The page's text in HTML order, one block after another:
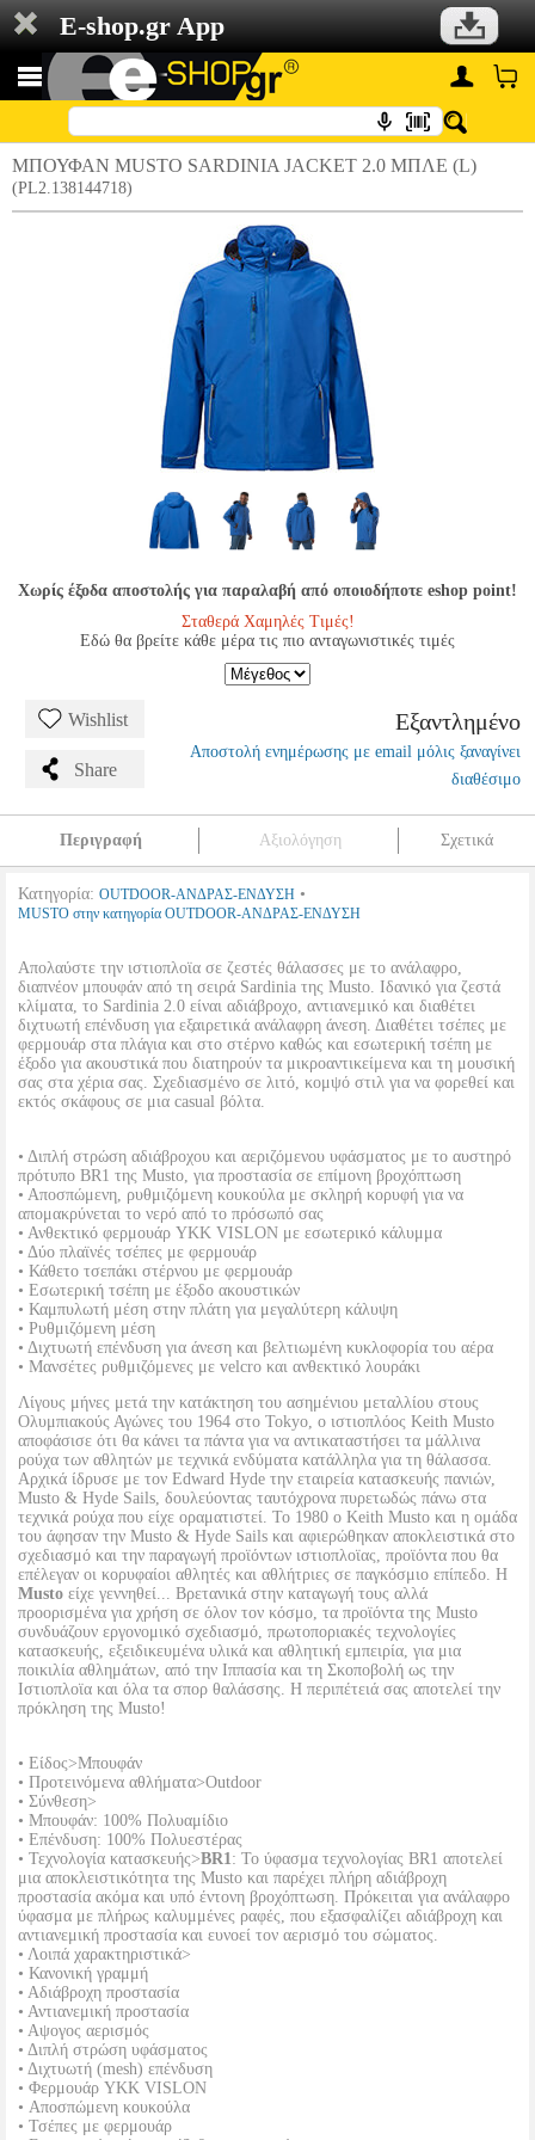
E-shop.gr App
ΜΠΟΥΦΑΝ MUSTO SARDINIA JACKET 2.0 ΜΠΛΕ (L)
(PL2.138144718)
Χωρίς έξοδα αποστολής για παραλαβή από οποιοδήποτε eshop point!
Σταθερά Χαμηλές Τιμές!
Εδώ θα βρείτε κάθε μέρα τις πιο ανταγωνιστικές τιμές
Wishlist
Share
Εξαντλημένο
Αποστολή ενημέρωσης με email μόλις ξαναγίνει
διαθέσιμο
Περιγραφή Αξιολόγηση Σχετικά
Κατηγορία: OUTDOOR-ΑΝΔΡΑΣ-ΕΝΔΥΣΗ •
MUSTO στην κατηγορία OUTDOOR-ΑΝΔΡΑΣ-ΕΝΔΥΣΗ
Απολαύστε την ιστιοπλοϊα σε ζεστές θάλασσες με το ανάλαφρο,
διαπνέον μπουφάν από τη σειρά Sardinia της Musto. Ιδανικό για ζεστά
κλίματα, το Sardinia 2.0 είναι αδιάβροχο, αντιανεμικό και διαθέτει
διχτυωτή επένδυση για εξαιρετικά ανάλαφρη άνεση. Διαθέτει τσέπες με
φερμουάρ στα πλάγια και στο στέρνο καθώς και εσωτερική τσέπη με
έξοδο για ακουστικά που διατηρούν τα μικροαντικείμενα και τη μουσική
σας στα χέρια σας. Σχεδιασμένο σε λιτό, κομψό στιλ για να φορεθεί και
εκτός σκάφους σε μια casual βόλτα.
• Διπλή στρώση αδιάβροχου και αεριζόμενου υφάσματος με το αυστηρό
πρότυπο BR1 της Musto, για προστασία σε επίμονη βροχόπτωση
• Αποσπώμενη, ρυθμιζόμενη κουκούλα με σκληρή κορυφή για να
απομακρύνεται το νερό από το πρόσωπό σας
• Ανθεκτικό φερμουάρ YKK VISLON με εσωτερικό κάλυμμα
• Δύο πλαϊνές τσέπες με φερμουάρ
• Κάθετο τσεπάκι στέρνου με φερμουάρ
• Εσωτερική τσέπη με έξοδο ακουστικών
• Καμπυλωτή μέση στην πλάτη για μεγαλύτερη κάλυψη
• Ρυθμιζόμενη μέση
• Διχτυωτή επένδυση για άνεση και βελτιωμένη κυκλοφορία του αέρα
• Μανσέτες ρυθμιζόμενες με velcro και ανθεκτικό λουράκι
Λίγους μήνες μετά την κατάκτηση του ασημένιου μεταλλίου στους
Ολυμπιακούς Αγώνες του 1964 στο Tokyo, ο ιστιοπλόος Keith Musto
αποφάσισε ότι θα κάνει τα πάντα για να αντικαταστήσει τα μάλλινα
ρούχα των αθλητών με τεχνικά ενδύματα κατάλληλα για τη θάλασσα.
Αρχικά ίδρυσε με τον Edward Hyde την εταιρεία κατασκευής πανιών,
Musto & Hyde Sails, δουλεύοντας ταυτόχρονα πυρετωδώς πάνω στα
τεχνικά ρούχα που είχε οραματιστεί. Το 1980 ο Keith Musto και η ομάδα
του άφησαν την Musto & Hyde Sails και αφιερώθηκαν αποκλειστικά στο
σχεδιασμό και την παραγωγή προϊόντων ιστιοπλοϊας, προϊόντα που θα
επέλεγαν οι κορυφαίοι αθλητές και αθλήτριες σε παγκόσμιο επίπεδο. Η
Musto είχε γεννηθεί... Βρετανικά στην καταγωγή τους αλλά
προορισμένα για χρήση σε όλον τον κόσμο, τα προϊόντα της Musto
συνδυάζουν εργονομικό σχεδιασμό, πρωτοποριακές τεχνολογίες
κατασκευής, εξειδικευμένα υλικά και αθλητική εμπειρία, για μια
ποικιλία αθλημάτων, από την Ιππασία και τη Σκοποβολή ως την
Ιστιοπλοϊα και όλα τα σπορ θαλάσσης. Η περιπέτειά σας αποτελεί την
πρόκληση της Musto!
• Είδος>Μπουφάν
• Προτεινόμενα αθλήματα>Outdoor
• Σύνθεση>
• Μπουφάν: 100% Πολυαμίδιο
• Επένδυση: 100% Πολυεστέρας
• Τεχνολογία κατασκευής>BR1: Το ύφασμα τεχνολογίας BR1 αποτελεί
μια αποκλειστικότητα της Musto και παρέχει πλήρη αδιάβροχη
προστασία ακόμα και υπό έντονη βροχόπτωση. Πρόκειται για ανάλαφρο
ύφασμα με πλήρως καλυμμένες ραφές, που εξασφαλίζει αδιάβροχη και
αντιανεμική προστασία και ευνοεί τον αερισμό του σώματος.
• Λοιπά χαρακτηριστικά>
• Κανονική γραμμή
• Αδιάβροχη προστασία
• Αντιανεμική προστασία
• Αψογος αερισμός
• Διπλή στρώση υφάσματος
• Διχτυωτή (mesh) επένδυση
• Φερμουάρ YKK VISLON
• Αποσπώμενη κουκούλα
• Τσέπες με φερμουάρ